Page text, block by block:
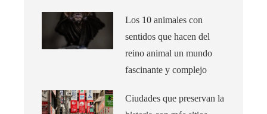
Los 10 animales con
sentidos que hacen del
reino animal un mundo
fascinante y complejo
Ciudades que preservan la